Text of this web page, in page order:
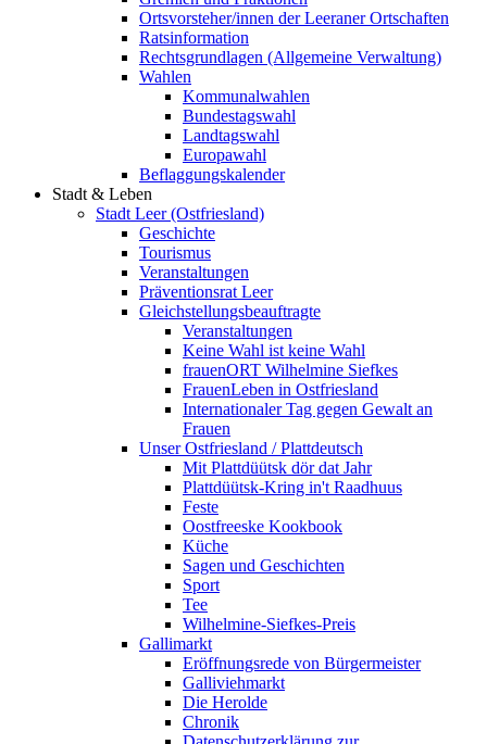
Ortsvorsteher/innen der Leeraner Ortschaften
Ratsinformation
Rechtsgrundlagen (Allgemeine Verwaltung)
Wahlen
Kommunalwahlen
Bundestagswahl
Landtagswahl
Europawahl
Beflaggungskalender
Stadt & Leben
Stadt Leer (Ostfriesland)
Geschichte
Tourismus
Veranstaltungen
Präventionsrat Leer
Gleichstellungsbeauftragte
Veranstaltungen
Keine Wahl ist keine Wahl
frauenORT Wilhelmine Siefkes
FrauenLeben in Ostfriesland
Internationaler Tag gegen Gewalt an
Frauen
Unser Ostfriesland / Plattdeutsch
Mit Plattdüütsk dör dat Jahr
Plattdüütsk-Kring in't Raadhuus
Feste
Oostfreeske Kookbook
Küche
Sagen und Geschichten
Sport
Tee
Wilhelmine-Siefkes-Preis
Gallimarkt
Eröffnungsrede von Bürgermeister
Galliviehmarkt
Die Herolde
Chronik